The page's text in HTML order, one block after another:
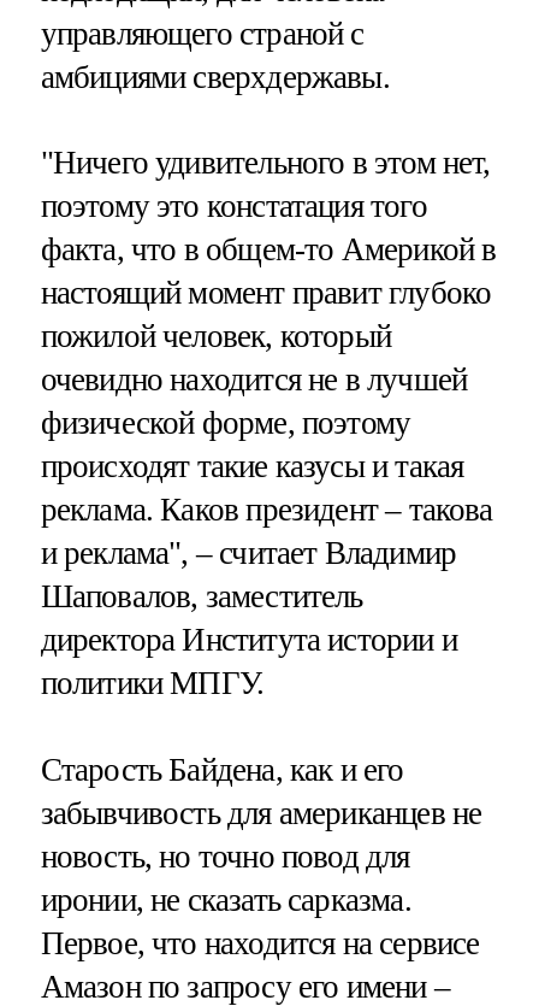
управляющего страной с
амбициями сверхдержавы.
"Ничего удивительного в этом нет,
поэтому это констатация того
факта, что в общем-то Америкой в
настоящий момент правит глубоко
пожилой человек, который
очевидно находится не в лучшей
физической форме, поэтому
происходят такие казусы и такая
реклама. Каков президент – такова
и реклама", – считает Владимир
Шаповалов, заместитель
директора Института истории и
политики МПГУ.
Старость Байдена, как и его
забывчивость для американцев не
новость, но точно повод для
иронии, не сказать сарказма.
Первое, что находится на сервисе
Амазон по запросу его имени –